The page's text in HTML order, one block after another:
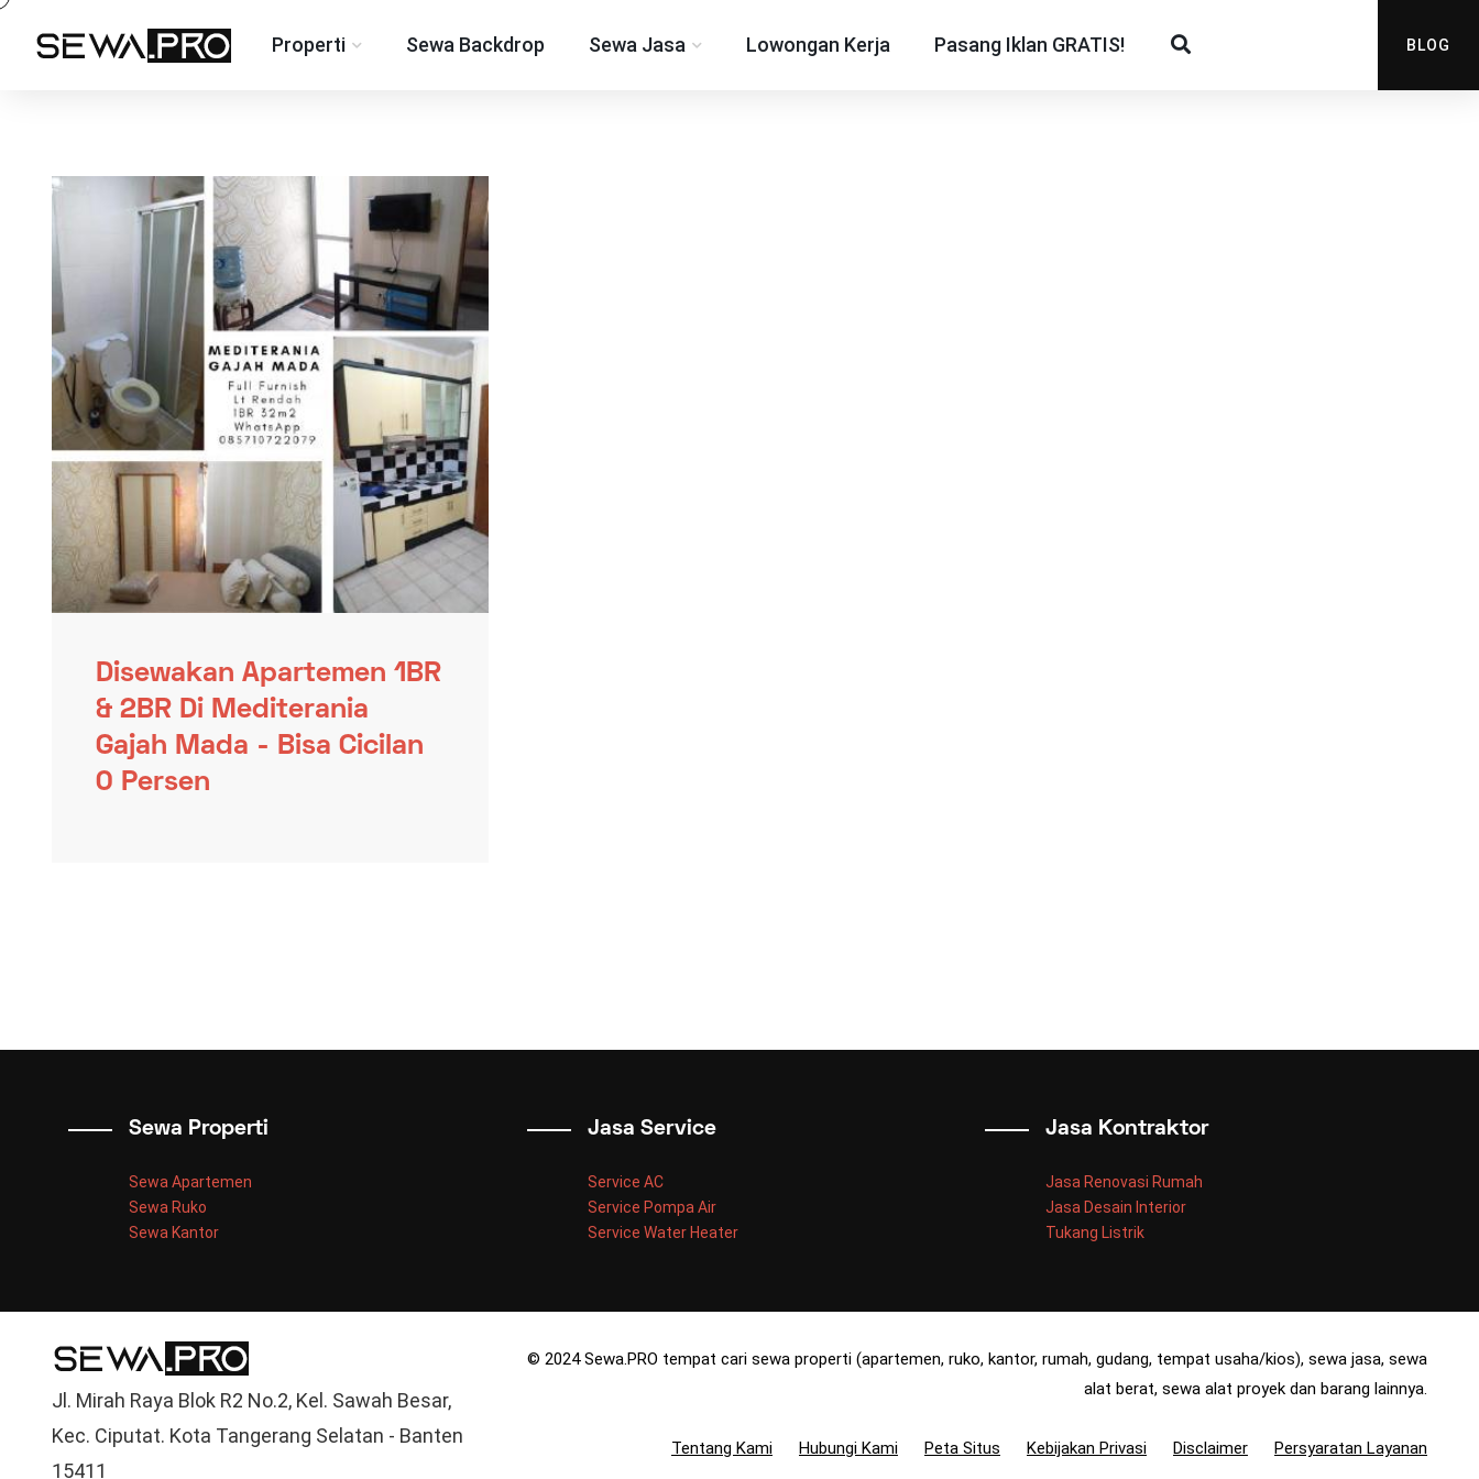
Properti Sewa Backdrop Sewa Jasa Lowongan Kerja Pasang Iklan GRATIS! BLOG
Disewakan Apartemen 1BR
& 2BR Di Mediterania
Gajah Mada - Bisa Cicilan
0 Persen
Sewa Properti
Sewa Apartemen
Sewa Ruko
Sewa Kantor
Jasa Service
Service AC
Service Pompa Air
Service Water Heater
Jasa Kontraktor
Jasa Renovasi Rumah
Jasa Desain Interior
Tukang Listrik
Jl. Mirah Raya Blok R2 No.2, Kel. Sawah Besar,
Kec. Ciputat. Kota Tangerang Selatan - Banten
15411
© 2024 Sewa.PRO tempat cari sewa properti (apartemen, ruko, kantor, rumah, gudang, tempat usaha/kios), sewa jasa, sewa
alat berat, sewa alat proyek dan barang lainnya.
Tentang Kami Hubungi Kami Peta Situs Kebijakan Privasi Disclaimer Persyaratan Layanan